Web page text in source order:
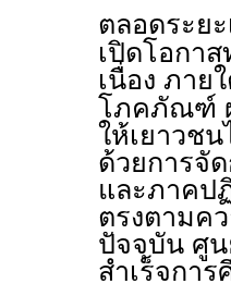
ตลอดระยะ
เปิดโอกา
เนื่อง ภาย
โภคภัณฑ์ ผ่
ให้เยาวช
ด้วยการจั
และภาคป
ตรงตามค
ปัจจุบัน ศู
สำเร็จกา